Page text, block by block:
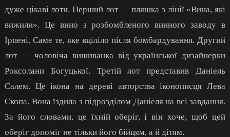
дуже цікаві лоти. Перший лот — пляшка з лінії «Вина, які
вижили». Це вино з розбомбленого винного заводу в
Ірпені. Саме те, яке вціліло після бомбардування. Другий
лот — чоловіча вишиванка від української дизайнерки
Роксолани Богуцької. Третій лот представив Даніель
Салем. Це ікона на дереві авторства іконописця Лева
Скопа. Вона їздила з підрозділом Даніеля на всі завдання.
За його словами, це їхній оберіг, і він хоче, щоб цей
оберіг допоміг не тільки його бійцям, а й дітям.